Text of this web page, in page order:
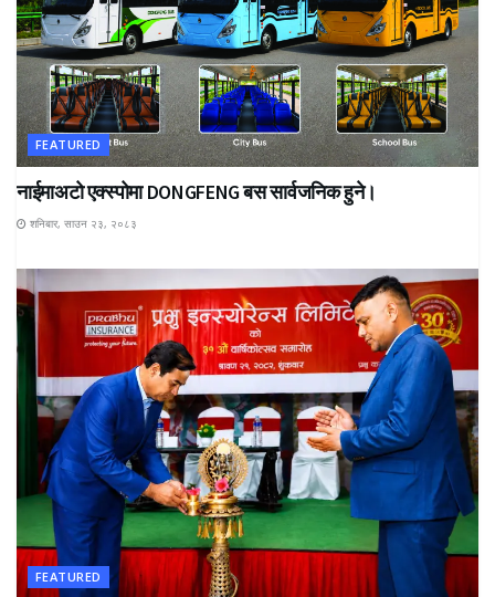
FEATURED
नाईमाअटो एक्स्पोमा DONGFENG बस सार्वजनिक हुने।
शनिबार, साउन २३, २०८३
FEATURED